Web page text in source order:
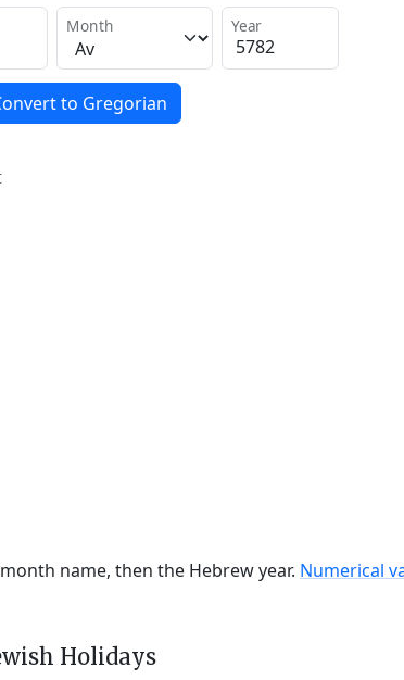
Month Year
to Gregorian
name, then the Hebrew year. Numerical
Holidays